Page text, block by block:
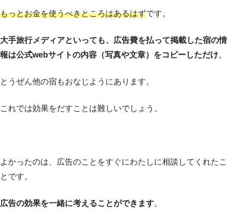
もっとお金を使うべきところはあるはずです。
大手旅行メディアといっても、広告費を払って掲載した宿の情
報は公式webサイトの内容（写真や文章）をコピーしただけ。
とうぜん他の宿もおなじようにあります。
これでは効果をだすことは難しいでしょう。
よかったのは、広告のことをすぐにわたしに相談してくれたこ
とです。
広告の効果を一緒に考えることができます。